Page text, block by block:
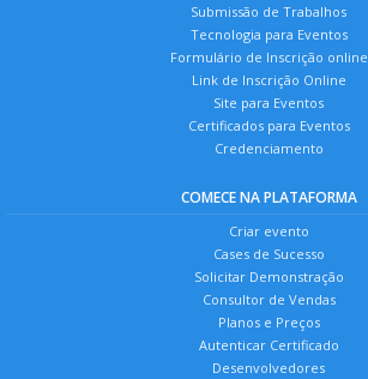
Submissão de Trabalhos
Tecnologia para Eventos
Formulário de Inscrição online
Link de Inscrição Online
Site para Eventos
Certificados para Eventos
Credenciamento
COMECE NA PLATAFORMA
Criar evento
Cases de Sucesso
Solicitar Demonstração
Consultor de Vendas
Planos e Preços
Autenticar Certificado
Desenvolvedores